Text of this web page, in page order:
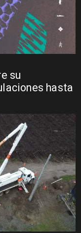
su
hasta